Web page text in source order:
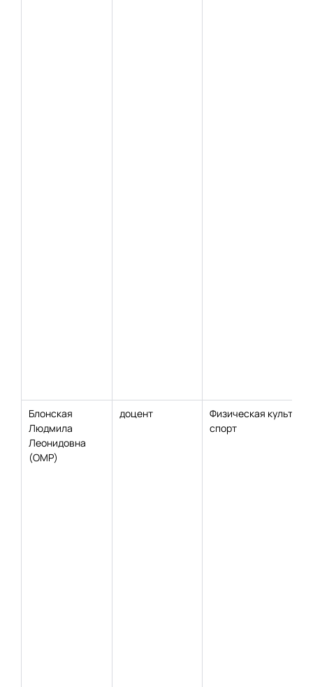
Блонская
Людмила
Леонидовна
(ОМР)
доцент
Физическая культура
спорт